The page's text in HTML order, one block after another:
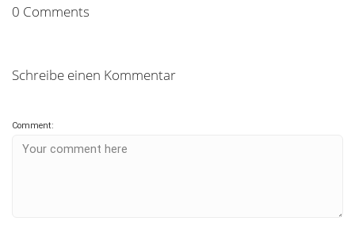
0 Comments
Schreibe einen Kommentar
Comment: